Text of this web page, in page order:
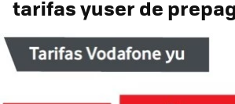
tarifas yuser de